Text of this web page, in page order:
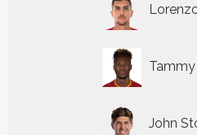
John